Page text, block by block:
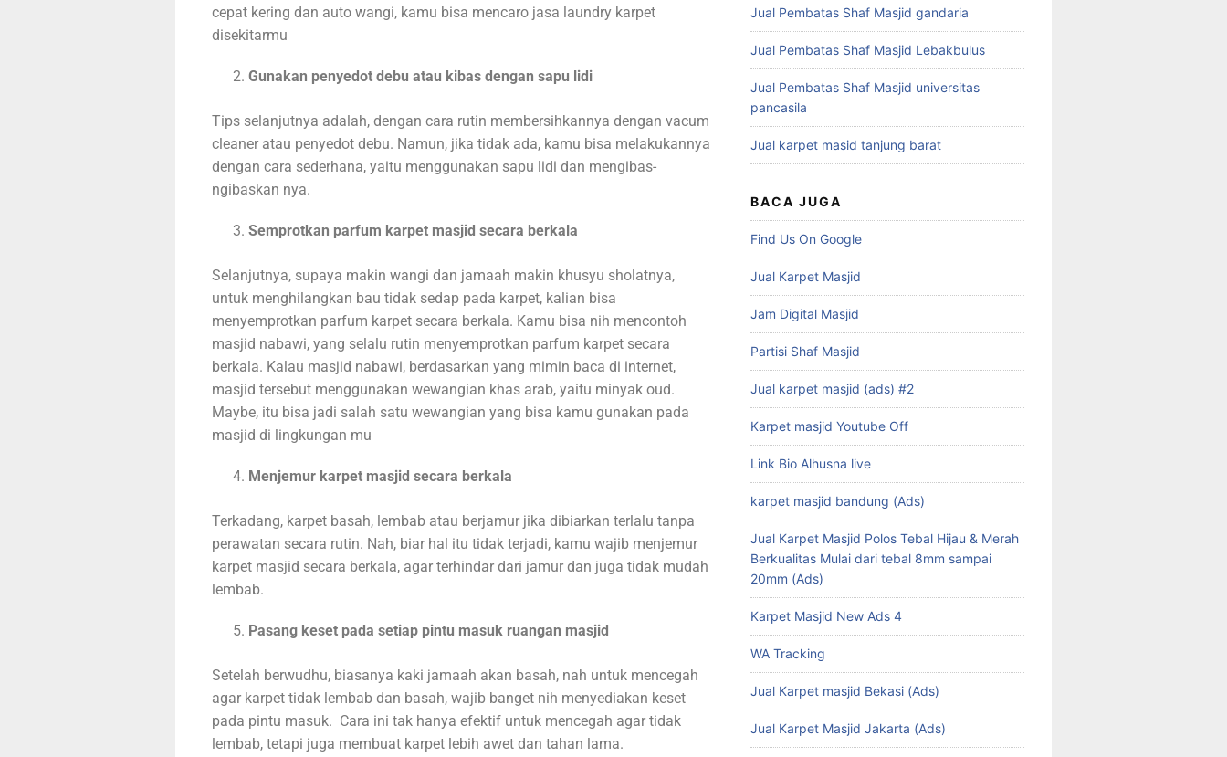
cepat kering dan auto wangi, kamu bisa mencaro jasa laundry karpet
disekitarmu
Gunakan penyedot debu atau kibas dengan sapu lidi
Tips selanjutnya adalah, dengan cara rutin membersihkannya dengan vacum
cleaner atau penyedot debu. Namun, jika tidak ada, kamu bisa melakukannya
dengan cara sederhana, yaitu menggunakan sapu lidi dan mengibas-
ngibaskan nya.
Semprotkan parfum karpet masjid secara berkala
Selanjutnya, supaya makin wangi dan jamaah makin khusyu sholatnya,
untuk menghilangkan bau tidak sedap pada karpet, kalian bisa
menyemprotkan parfum karpet secara berkala. Kamu bisa nih mencontoh
masjid nabawi, yang selalu rutin menyemprotkan parfum karpet secara
berkala. Kalau masjid nabawi, berdasarkan yang mimin baca di internet,
masjid tersebut menggunakan wewangian khas arab, yaitu minyak oud.
Maybe, itu bisa jadi salah satu wewangian yang bisa kamu gunakan pada
masjid di lingkungan mu
Menjemur karpet masjid secara berkala
Terkadang, karpet basah, lembab atau berjamur jika dibiarkan terlalu tanpa
perawatan secara rutin. Nah, biar hal itu tidak terjadi, kamu wajib menjemur
karpet masjid secara berkala, agar terhindar dari jamur dan juga tidak mudah
lembab.
Pasang keset pada setiap pintu masuk ruangan masjid
Setelah berwudhu, biasanya kaki jamaah akan basah, nah untuk mencegah
agar karpet tidak lembab dan basah, wajib banget nih menyediakan keset
pada pintu masuk. Cara ini tak hanya efektif untuk mencegah agar tidak
lembab, tetapi juga membuat karpet lebih awet dan tahan lama.
Jual Pembatas Shaf Masjid gandaria
Jual Pembatas Shaf Masjid Lebakbulus
Jual Pembatas Shaf Masjid universitas
pancasila
Jual karpet masid tanjung barat
BACA JUGA
Find Us On Google
Jual Karpet Masjid
Jam Digital Masjid
Partisi Shaf Masjid
Jual karpet masjid (ads) #2
Karpet masjid Youtube Off
Link Bio Alhusna live
karpet masjid bandung (Ads)
Jual Karpet Masjid Polos Tebal Hijau & Merah
Berkualitas Mulai dari tebal 8mm sampai
20mm (Ads)
Karpet Masjid New Ads 4
WA Tracking
Jual Karpet masjid Bekasi (Ads)
Jual Karpet Masjid Jakarta (Ads)